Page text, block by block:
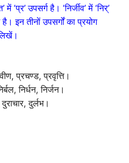
में ‘प्र’ उपसर्ग है। ‘निर्जीव’ में ‘निर्’
है। इन तीनों उपसर्गों का प्रयोग
प्रचण्ड, प्रवृत्ति।
निर्धन, निर्जन।
दुर्लभ।